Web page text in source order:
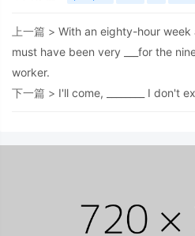
上一篇 > With an eighty-hour
must have been very ___for the
worker.
下一篇 > I'll come, ________ I don't